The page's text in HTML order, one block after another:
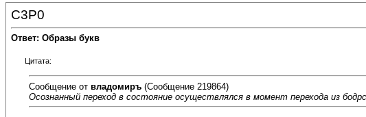
C3P0
Ответ: Образы букв
Цитата:
Сообщение от владомиръ (Сообщение 219864)
Осознанный переход в состояние осуществлялся в момент перехода из